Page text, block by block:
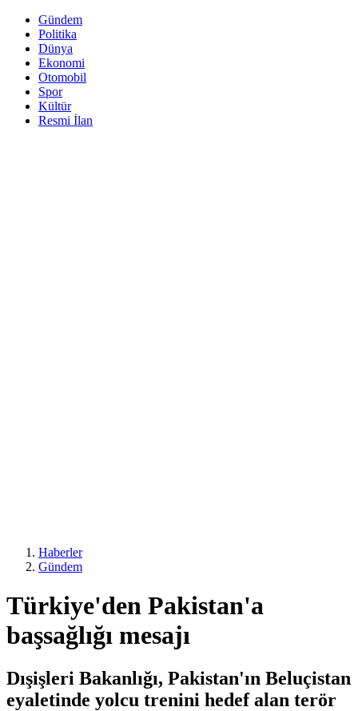
Gündem
Politika
Dünya
Ekonomi
Otomobil
Spor
Kültür
Resmi İlan
Haberler
Gündem
Türkiye'den Pakistan'a
başsağlığı mesajı
Dışişleri Bakanlığı, Pakistan'ın Beluçistan
eyaletinde yolcu trenini hedef alan terör